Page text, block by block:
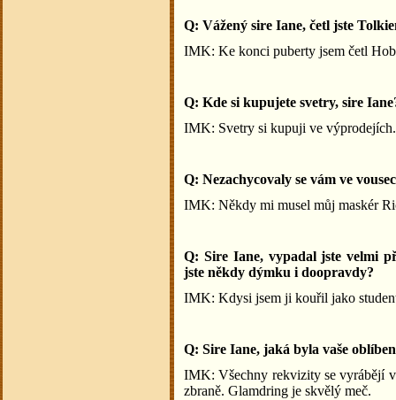
Q: Vážený sire Iane, četl jste
IMK: Ke konci puberty jsem četl
Q: Kde si kupujete svetry, sire
IMK: Svetry si kupuji ve výprodejích.
Q: Nezachycovaly se vám ve
IMK: Někdy mi musel můj maskér
Q: Sire Iane, vypadal jste velmi
jste někdy dýmku i doopravdy?
IMK: Kdysi jsem ji kouřil jako
Q: Sire Iane, jaká byla vaše
IMK: Všechny rekvizity se vyrábějí
zbraně. Glamdring je skvělý meč.